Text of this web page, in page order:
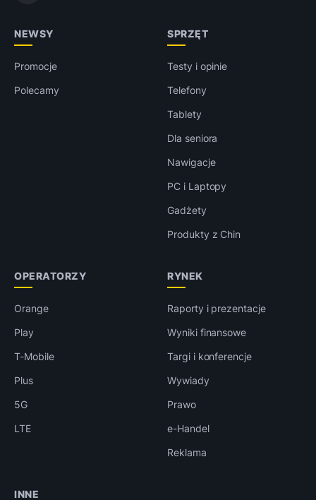
NEWSY
Promocje
Polecamy
SPRZĘT
Testy i opinie
Telefony
Tablety
Dla seniora
Nawigacje
PC i Laptopy
Gadżety
Produkty z Chin
OPERATORZY
Orange
Play
T-Mobile
Plus
5G
LTE
RYNEK
Raporty i prezentacje
Wyniki finansowe
Targi i konferencje
Wywiady
Prawo
e-Handel
Reklama
INNE